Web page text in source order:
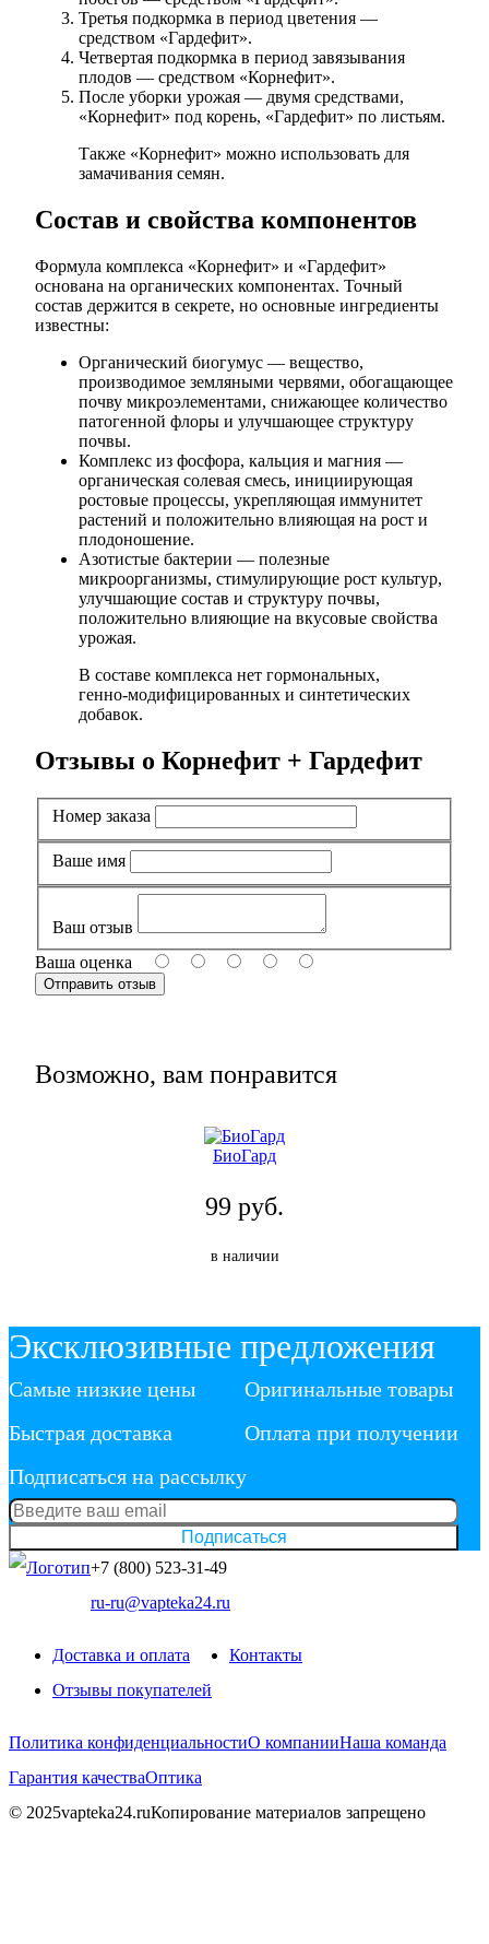
Третья подкормка в период цветения —
средством «Гардефит».
Четвертая подкормка в период завязывания
плодов — средством «Корнефит».
После уборки урожая — двумя средствами,
«Корнефит» под корень, «Гардефит» по листьям.
Также «Корнефит» можно использовать для
замачивания семян.
Состав и свойства компонентов
Формула комплекса «Корнефит» и «Гардефит»
основана на органических компонентах. Точный
состав держится в секрете, но основные ингредиенты
известны:
Органический биогумус — вещество,
производимое земляными червями, обогащающее
почву микроэлементами, снижающее количество
патогенной флоры и улучшающее структуру
почвы.
Комплекс из фосфора, кальция и магния —
органическая солевая смесь, инициирующая
ростовые процессы, укрепляющая иммунитет
растений и положительно влияющая на рост и
плодоношение.
Азотистые бактерии — полезные
микроорганизмы, стимулирующие рост культур,
улучшающие состав и структуру почвы,
положительно влияющие на вкусовые свойства
урожая.
В составе комплекса нет гормональных,
генно-модифицированных и синтетических
добавок.
Отзывы о Корнефит + Гардефит
Номер заказа
Ваше имя
Ваш отзыв
Ваша оценка
Возможно, вам понравится
БиоГард
99 руб.
в наличии
Эксклюзивные предложения
Самые низкие цены
Быстрая доставка
Оригинальные товары
Оплата при получении
Подписаться на рассылку
Подписаться
+7 (800) 523-31-49
ru-ru@vapteka24.ru
Доставка и оплата
Отзывы покупателей
Контакты
Политика конфиденциальностиО компанииНаша команда
Гарантия качестваОптика
© 2025vapteka24.ruКопирование материалов запрещено